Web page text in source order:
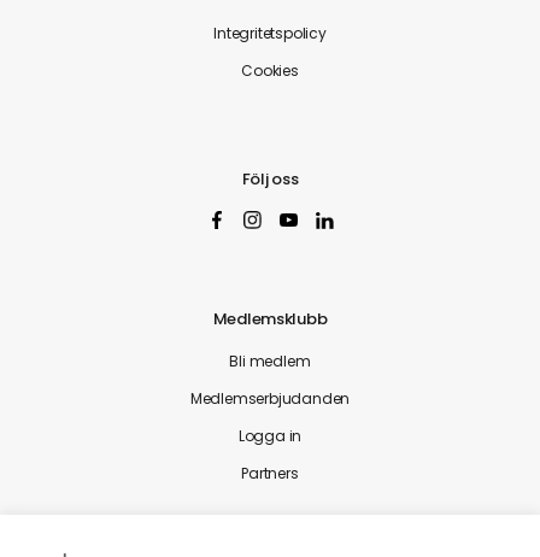
Integritetspolicy
Cookies
Följ oss
Medlemsklubb
Bli medlem
Medlemserbjudanden
Logga in
Partners